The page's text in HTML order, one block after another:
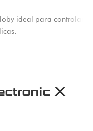
ideal para controlar
X